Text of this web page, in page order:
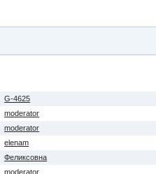
G-4625
moderator
moderator
elenam
Феликсовна
moderator